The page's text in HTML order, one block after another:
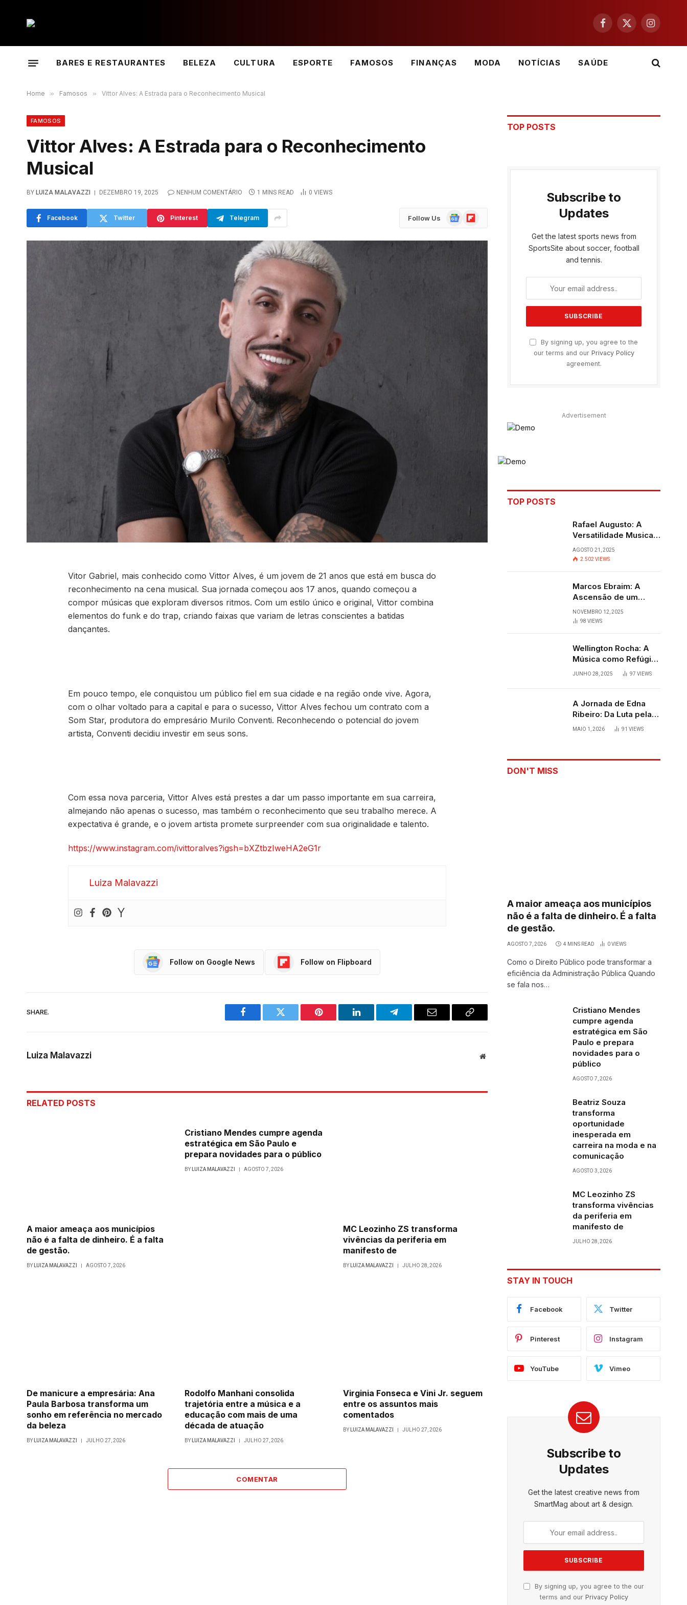
Facebook
X
Instagram
BARES E RESTAURANTES BELEZA CULTURA ESPORTE FAMOSOS FINANÇAS MODA NOTÍCIAS SAÚDE
Home » Famosos » Vittor Alves: A Estrada para o Reconhecimento Musical
FAMOSOS
Vittor Alves: A Estrada para o Reconhecimento
Musical
BY LUIZA MALAVAZZI DEZEMBRO 19, 2025 NENHUM COMENTÁRIO 1 MINS READ 0 VIEWS
Facebook Twitter Pinterest Telegram Follow Us
GoogleFlipboard
Vitor Gabriel, mais conhecido como Vittor Alves, é um jovem de 21 anos que está em busca do
reconhecimento na cena musical. Sua jornada começou aos 17 anos, quando começou a
compor músicas que exploram diversos ritmos. Com um estilo único e original, Vittor combina
elementos do funk e do trap, criando faixas que variam de letras conscientes a batidas
dançantes.
Em pouco tempo, ele conquistou um público fiel em sua cidade e na região onde vive. Agora,
com o olhar voltado para a capital e para o sucesso, Vittor Alves fechou um contrato com a
Som Star, produtora do empresário Murilo Conventi. Reconhecendo o potencial do jovem
artista, Conventi decidiu investir em seus sons.
Com essa nova parceria, Vittor Alves está prestes a dar um passo importante em sua carreira,
almejando não apenas o sucesso, mas também o reconhecimento que seu trabalho merece. A
expectativa é grande, e o jovem artista promete surpreender com sua originalidade e talento.
https://www.instagram.com/ivittoralves?igsh=bXZtbzIweHA2eG1r
Luiza Malavazzi
Follow on Google News Follow on Flipboard
SHARE.
Facebook Twitter Pinterest LinkedIn Telegram Email
Copy
Luiza Malavazzi Website
RELATED POSTS
A maior ameaça aos municípios
não é a falta de dinheiro. É a falta
de gestão.
BY LUIZA MALAVAZZI AGOSTO 7, 2026
Cristiano Mendes cumpre agenda
estratégica em São Paulo e
prepara novidades para o público
BY LUIZA MALAVAZZI AGOSTO 7, 2026
MC Leozinho ZS transforma
vivências da periferia em
manifesto de
BY LUIZA MALAVAZZI JULHO 28, 2026
De manicure a empresária: Ana
Paula Barbosa transforma um
sonho em referência no mercado
da beleza
BY LUIZA MALAVAZZI JULHO 27, 2026
Rodolfo Manhani consolida
trajetória entre a música e a
educação com mais de uma
década de atuação
BY LUIZA MALAVAZZI JULHO 27, 2026
Virginia Fonseca e Vini Jr. seguem
entre os assuntos mais
comentados
BY LUIZA MALAVAZZI JULHO 27, 2026
COMENTAR
TOP POSTS
Subscribe to
Updates
Get the latest sports news from
SportsSite about soccer, football
and tennis.
By signing up, you agree to the
our terms and our Privacy Policy
agreement.
Advertisement
TOP POSTS
Rafael Augusto: A
Versatilidade Musical
que Transcende
Fronteiras
AGOSTO 21, 2025
2.502 VIEWS
Marcos Ebraim: A
Ascensão de um
Jovem Talento do
Sertanejo
NOVEMBRO 12, 2025
98 VIEWS
Wellington Rocha: A
Música como Refúgio
e Alegria em
JUNHO 28, 2025 97 VIEWS
A Jornada de Edna
Ribeiro: Da Luta pela
Sobrevivência ao
MAIO 1, 2026 91 VIEWS
DON'T MISS
A maior ameaça aos municípios
não é a falta de dinheiro. É a falta
de gestão.
AGOSTO 7, 2026 4 MINS READ 0VIEWS
Como o Direito Público pode transformar a
eficiência da Administração Pública Quando
se fala nos…
Cristiano Mendes
cumpre agenda
estratégica em São
Paulo e prepara
novidades para o
público
AGOSTO 7, 2026
Beatriz Souza
transforma
oportunidade
inesperada em
carreira na moda e na
comunicação
AGOSTO 3, 2026
MC Leozinho ZS
transforma vivências
da periferia em
manifesto de
JULHO 28, 2026
STAY IN TOUCH
Facebook Twitter
Pinterest Instagram
YouTube Vimeo
Subscribe to
Updates
Get the latest creative news from
SmartMag about art & design.
By signing up, you agree to the our
terms and our Privacy Policy